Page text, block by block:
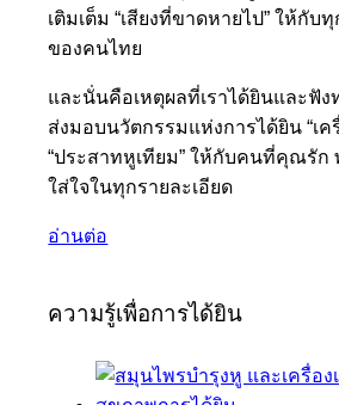
เติมเต็ม “เสียงที่ขาดหายไป” ให้กั
ของคนไทย
และนั่นคือเหตุผลที่เราได้ยินและฟั
ส่งมอบนวัตกรรมแห่งการได้ยิน “เค
“ประสาทหูเทียม” ให้กับคนที่คุณรัก
ใส่ใจในทุกรายละเอียด
อ่านต่อ
ความรู้เพื่อการได้ยิน